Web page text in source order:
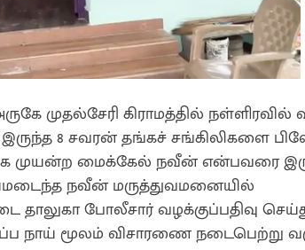
முதல்சேரி கிராமத்தில் நள்ளிரவில்
8 சவரன் தங்கச் சங்கிலிகளை
முயன்ற மைக்கேல் நவீன் என்பவரை
நவீன் மருத்துவமனையில்
தாலுகா போலீசார் வழக்குப்பதிவு
நாய் மூலம் விசாரணை நடைபெற்று